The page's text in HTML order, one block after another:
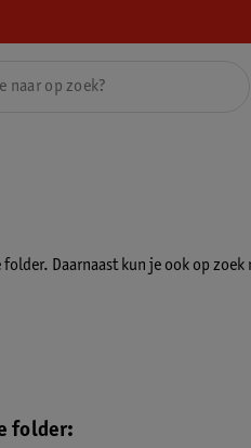
Daarnaast kun je ook op zoek
folder: